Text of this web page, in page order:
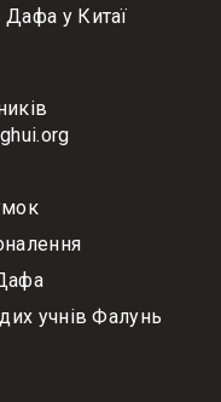
у Китаї
учнів Фалунь